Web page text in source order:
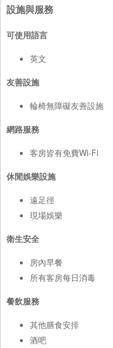
設施與服務
可使用語言
英文
友善設施
輪椅無障礙友善設施
網路服務
客房皆有免費Wi-Fi
休閒娛樂設施
遠足徑
現場娛樂
衛生安全
房內早餐
所有客房每日消毒
餐飲服務
其他膳食安排
酒吧